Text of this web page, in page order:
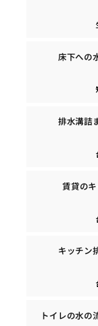
床下への
排水溝詰
賃貸の
キッチン
トイレの水の